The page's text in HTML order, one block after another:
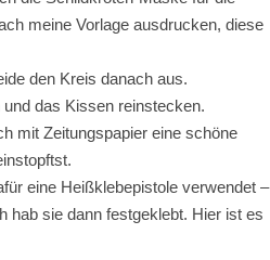
meine Vorlage ausdrucken, diese
den Kreis danach aus.
das Kissen reinstecken.
mit Zeitungspapier eine schöne
eine Heißklebepistole verwendet –
hab sie dann festgeklebt. Hier ist es